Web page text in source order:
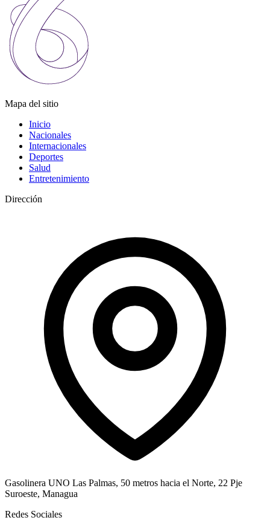
Mapa del sitio
Inicio
Nacionales
Internacionales
Deportes
Salud
Entretenimiento
Dirección
Gasolinera UNO Las Palmas, 50 metros hacia el Norte, 22 Pje
Suroeste, Managua
Redes Sociales